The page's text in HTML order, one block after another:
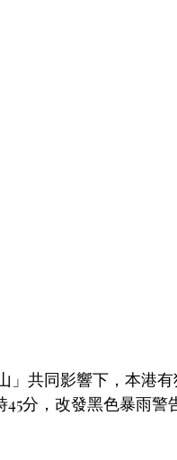
」共同影響下，本港
分，改發黑色暴雨警